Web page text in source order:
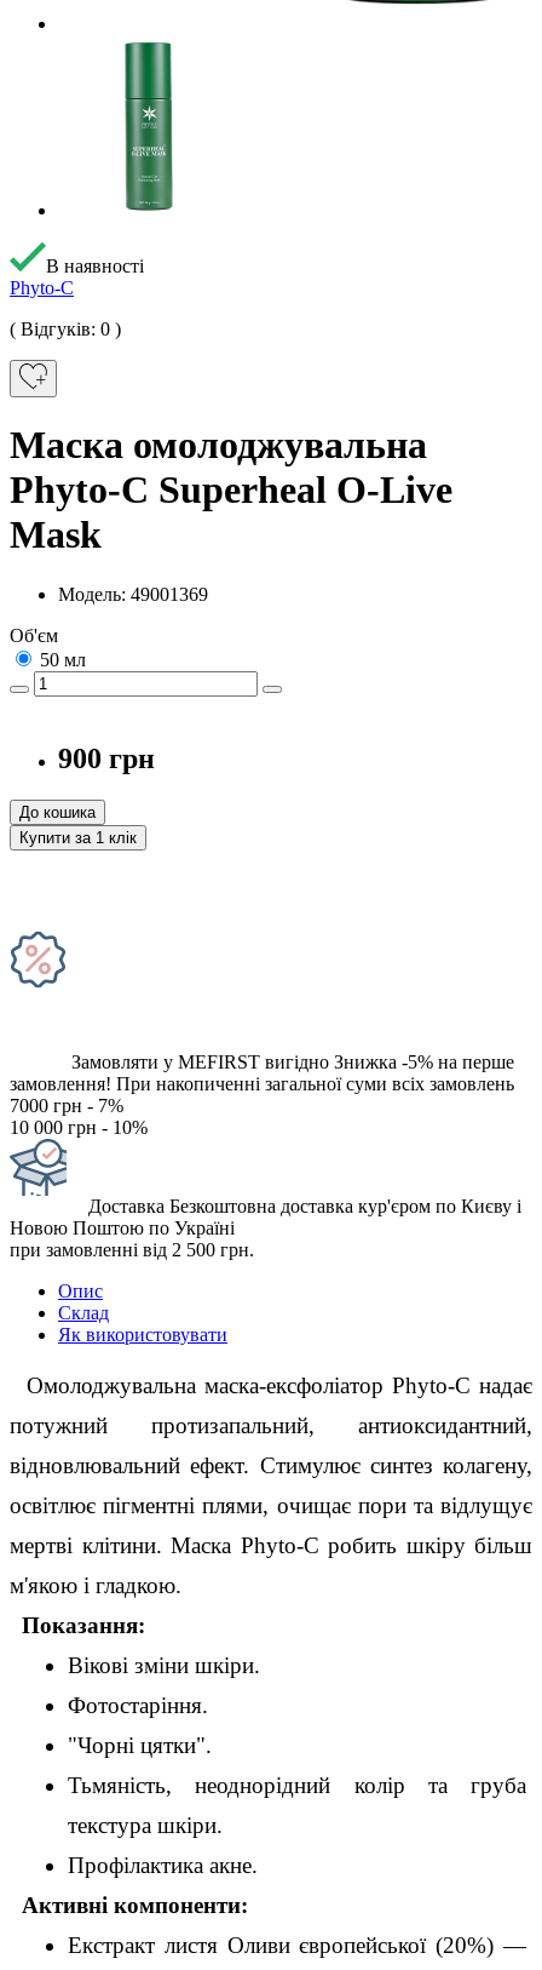
В наявності
Phyto-C
( Відгуків: 0 )
Маска омолоджувальна
Phyto-C Superheal O-Live
Mask
Модель: 49001369
Об'єм
50 мл
900 грн
До кошика
Купити за 1 клiк
Замовляти у MEFIRST вигідно Знижка -5% на перше
замовлення! При накопиченні загальної суми всіх замовлень
7000 грн - 7%
10 000 грн - 10%
Доставка Безкоштовна доставка кур'єром по Києву і
Новою Поштою по Україні
при замовленні від 2 500 грн.
Опис
Склад
Як використовувати
Омолоджувальна маска-ексфоліатор Phyto-C надає
потужний протизапальний, антиоксидантний,
відновлювальний ефект. Стимулює синтез колагену,
освітлює пігментні плями, очищає пори та відлущує
мертві клітини. Маска Phyto-C робить шкіру більш
м'якою і гладкою.
Показання:
Вікові зміни шкіри.
Фотостаріння.
"Чорні цятки".
Тьмяність, неоднорідний колір та груба
текстура шкіри.
Профілактика акне.
Активні компоненти:
Екстракт листя Оливи європейської (20%) —